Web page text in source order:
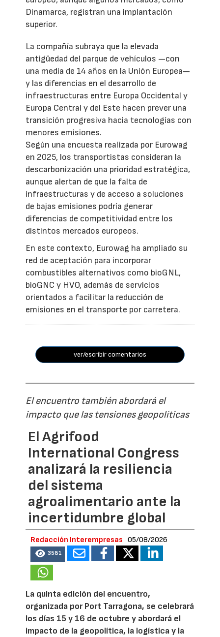
Dinamarca, registran una implantación
superior.
La compañía subraya que la elevada
antigüedad del parque de vehículos —con
una media de 14 años en la Unión Europea—
y las diferencias en el desarrollo de
infraestructuras entre Europa Occidental y
Europa Central y del Este hacen prever una
transición progresiva hacia tecnologías con
menores emisiones.
Según una encuesta realizada por Eurowag
en 2025, los transportistas consideran la
descarbonización una prioridad estratégica,
aunque alertan de que la falta de
infraestructuras y de acceso a soluciones
de bajas emisiones podría generar
diferencias de competitividad entre los
distintos mercados europeos.
En este contexto, Eurowag ha ampliado su
red de aceptación para incorporar
combustibles alternativos como bioGNL,
bioGNC y HVO, además de servicios
orientados a facilitar la reducción de
emisiones en el transporte por carretera.
ver/escribir comentarios
El encuentro también abordará el
impacto que las tensiones geopolíticas
El Agrifood
International Congress
analizará la resiliencia
del sistema
agroalimentario ante la
incertidumbre global
Redacción Interempresas 05/08/2026
3581
La quinta edición del encuentro,
organizada por Port Tarragona, se celebrará
los días 15 y 16 de octubre y abordará el
impacto de la geopolítica, la logística y la